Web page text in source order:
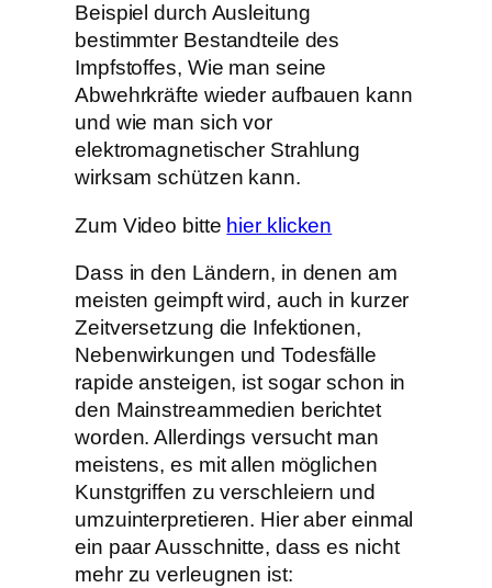
Beispiel durch Ausleitung
bestimmter Bestandteile des
Impfstoffes, Wie man seine
Abwehrkräfte wieder aufbauen kann
und wie man sich vor
elektromagnetischer Strahlung
wirksam schützen kann.
Zum Video bitte hier klicken
Dass in den Ländern, in denen am
meisten geimpft wird, auch in kurzer
Zeitversetzung die Infektionen,
Nebenwirkungen und Todesfälle
rapide ansteigen, ist sogar schon in
den Mainstreammedien berichtet
worden. Allerdings versucht man
meistens, es mit allen möglichen
Kunstgriffen zu verschleiern und
umzuinterpretieren. Hier aber einmal
ein paar Ausschnitte, dass es nicht
mehr zu verleugnen ist: